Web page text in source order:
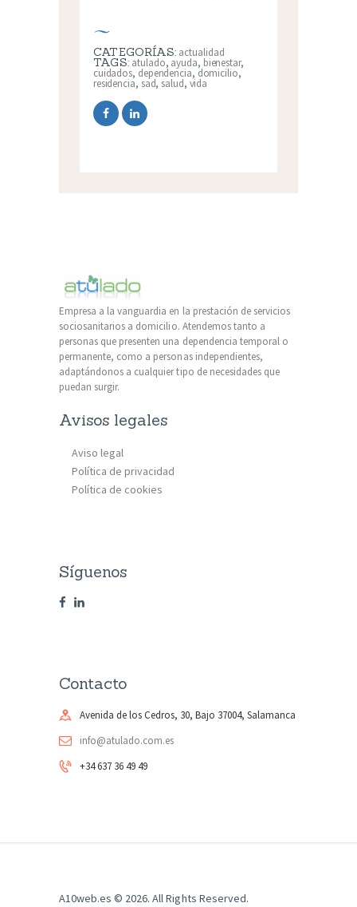
CATEGORÍAS: actualidad
TAGS: atulado, ayuda, bienestar,
cuidados, dependencia, domicilio,
residencia, sad, salud, vida
Empresa a la vanguardia en la prestación de servicios
sociosanitarios a domicilio. Atendemos tanto a
personas que presenten una dependencia temporal o
permanente, como a personas independientes,
adaptándonos a cualquier tipo de necesidades que
puedan surgir.
Avisos legales
Aviso legal
Política de privacidad
Política de cookies
Síguenos
Contacto
Avenida de los Cedros, 30, Bajo 37004, Salamanca
info@atulado.com.es
+34 637 36 49 49
A10web.es © 2026. All Rights Reserved.